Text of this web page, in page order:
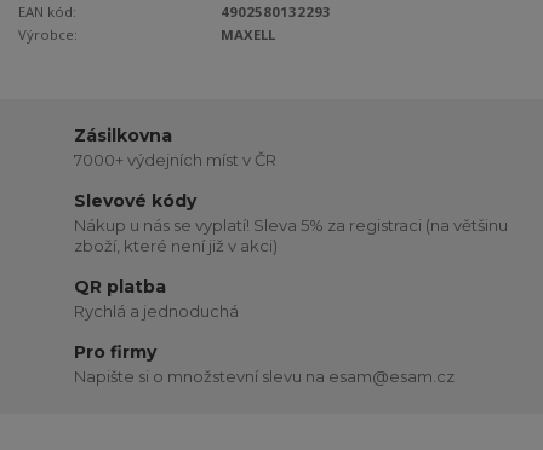
EAN kód:
4902580132293
Výrobce:
MAXELL
Zásilkovna
7000+ výdejních míst v ČR
Slevové kódy
Nákup u nás se vyplatí! Sleva 5% za registraci (na většinu
zboží, které není již v akci)
QR platba
Rychlá a jednoduchá
Pro firmy
Napište si o množstevní slevu na esam@esam.cz